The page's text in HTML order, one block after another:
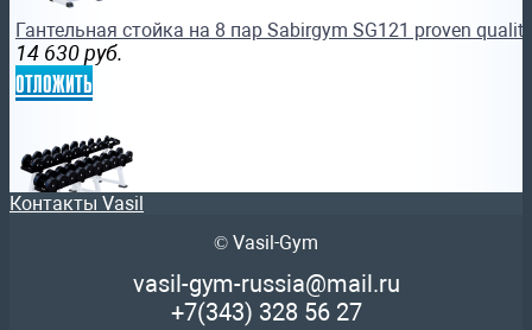
Гантельная стойка на 8 пар Sabirgym SG121 proven quality
14 630 руб.
отложить
Гантельная стойка на 10 пар Sabirgym SG111
Контакты Vasil
© Vasil-Gym
vasil-gym-russia@mail.ru
+7(343) 328 56 27